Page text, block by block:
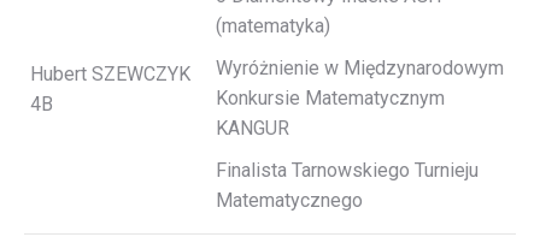
Hubert SZEWCZYK
4B
(matematyka)
Wyróżnienie w Międzynarodowym
Konkursie Matematycznym
KANGUR
Finalista Tarnowskiego Turnieju
Matematycznego